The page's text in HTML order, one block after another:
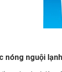
nóng nguội